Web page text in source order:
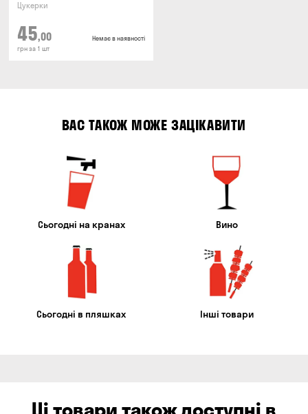
Цукерки
45,00
грн за 1 шт
Немає в наявності
ВАС ТАКОЖ МОЖЕ ЗАЦІКАВИТИ
Сьогодні на кранах Вино
Сьогодні в пляшках Інші товари